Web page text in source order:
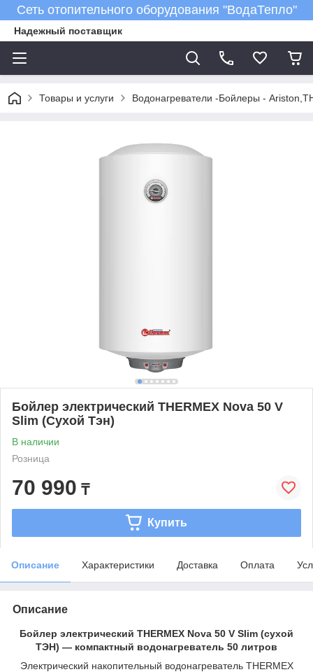
Сеть отопительного оборудования "ВодаТепло"
Надежный поставщик
Товары и услуги Водонагреватели -Бойлеры -
Бойлер электрический THERMEX Nova 50 V
Slim (Сухой Тэн)
В наличии
Розница
70 990 ₸
Купить
Описание Характеристики Доставка Оплата
Описание
Бойлер электрический THERMEX Nova 50 V Slim (сухой
ТЭН) — компактный водонагреватель 50 литров
Электрический накопительный водонагреватель THERMEX